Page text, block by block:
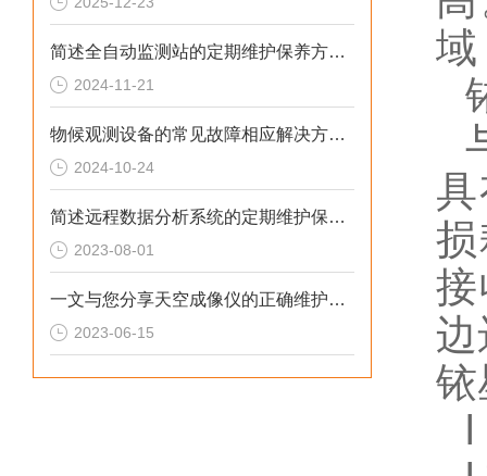
简述全自动监测站的定期维护保养方法建议
2024-11-21
物候观测设备的常见故障相应解决方法分享
2024-10-24
简述远程数据分析系统的定期维护保养方法
2023-08-01
一文与您分享天空成像仪的正确维护保养方法
2023-06-15
域
铱